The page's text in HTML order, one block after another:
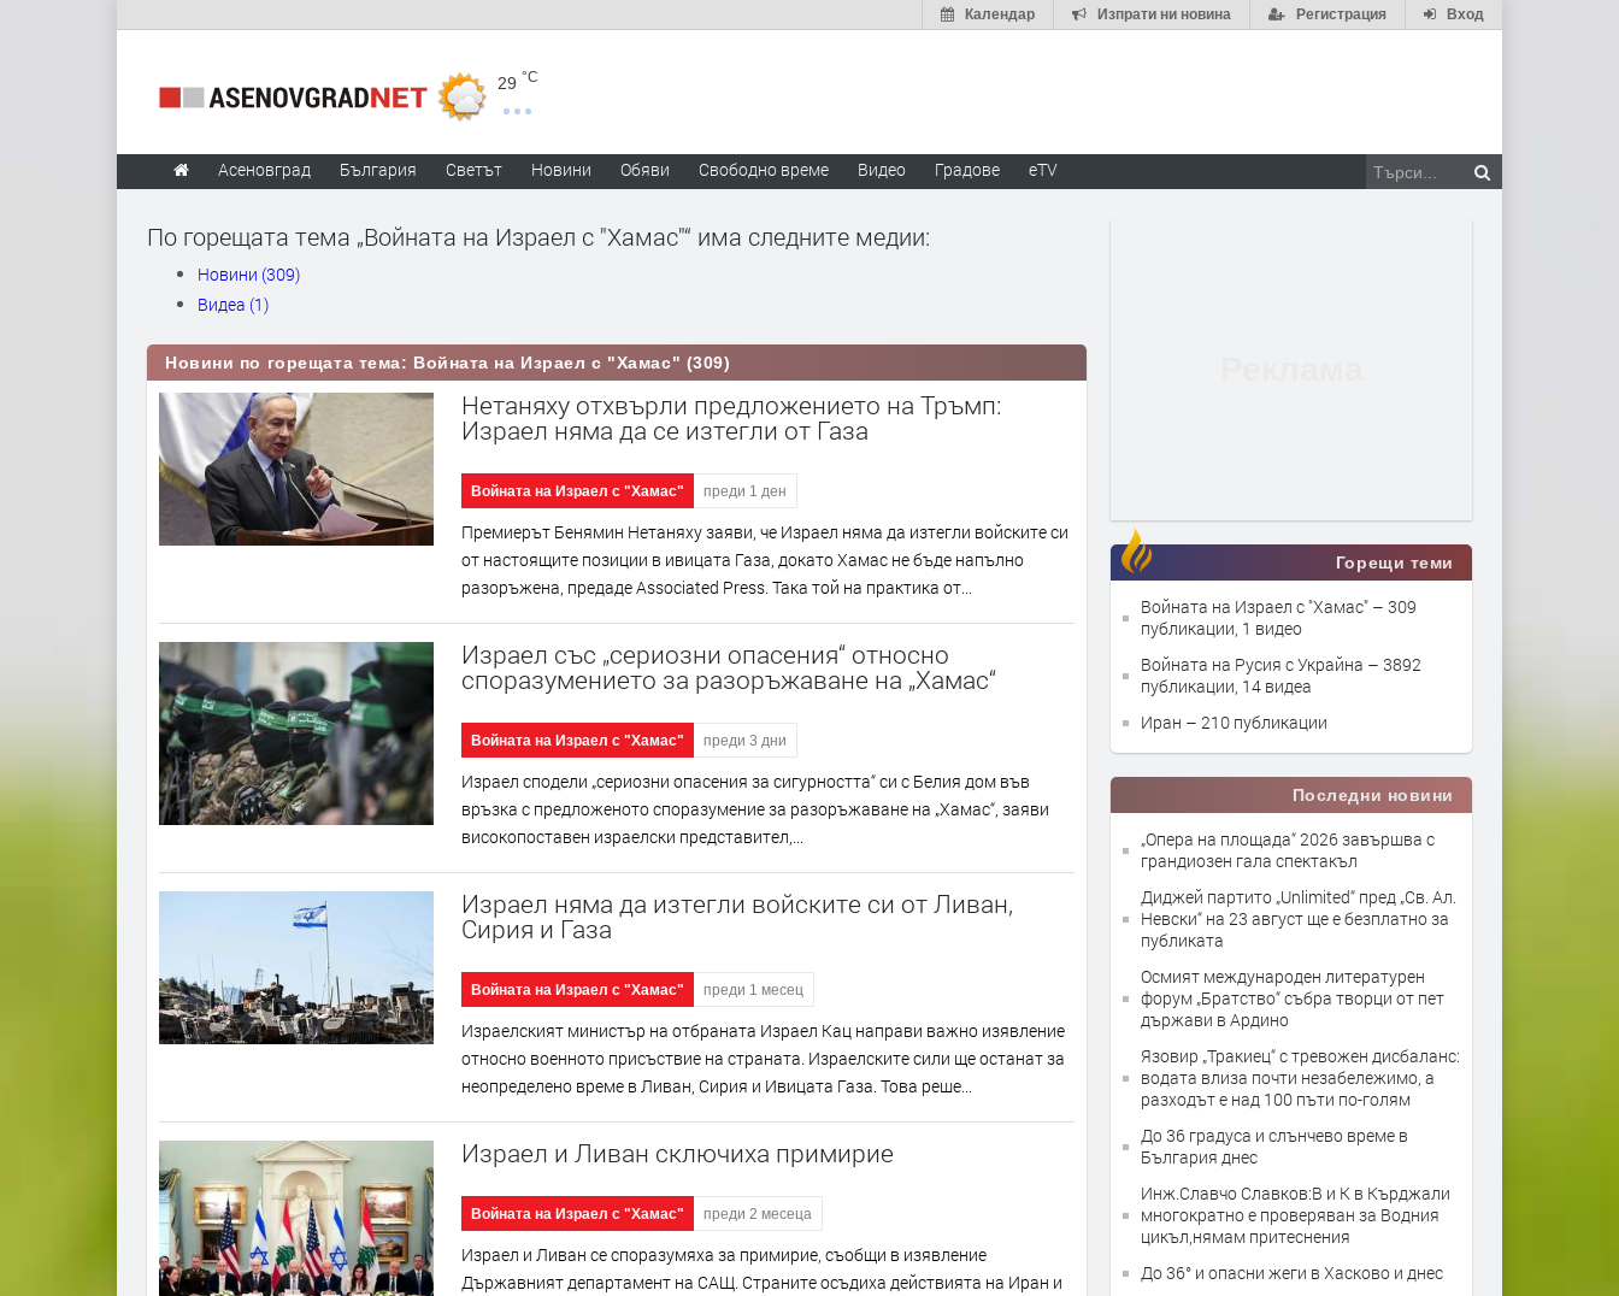
Вход
Регистрация
Изпрати ни новина
Календар
29 °C
Асеновград България Светът Новини Обяви Свободно време Видео Градове eTV
По горещата тема „Войната на Израел с "Хамас"“ има следните медии:
Новини (309)
Видеа (1)
Новини по горещата тема: Войната на Израел с "Хамас" (309)
Нетаняху отхвърли предложението на Тръмп:
Израел няма да се изтегли от Газа
Войната на Израел с "Хамас" преди 1 ден
Премиерът Бенямин Нетаняху заяви, че Израел няма да изтегли войските си
от настоящите позиции в ивицата Газа, докато Хамас не бъде напълно
разоръжена, предаде Associated Press. Така той на практика от...
Израел със „сериозни опасения“ относно
споразумението за разоръжаване на „Хамас“
Войната на Израел с "Хамас" преди 3 дни
Израел сподели „сериозни опасения за сигурността“ си с Белия дом във
връзка с предложеното споразумение за разоръжаване на „Хамас“, заяви
високопоставен израелски представител,...
Израел няма да изтегли войските си от Ливан,
Сирия и Газа
Войната на Израел с "Хамас" преди 1 месец
Израелският министър на отбраната Израел Кац направи важно изявление
относно военното присъствие на страната. Израелските сили ще останат за
неопределено време в Ливан, Сирия и Ивицата Газа. Това реше...
Израел и Ливан сключиха примирие
Войната на Израел с "Хамас" преди 2 месеца
Израел и Ливан се споразумяха за примирие, съобщи в изявление
Държавният департамент на САЩ. Страните осъдиха действията на Иран и
Горещи теми
Войната на Израел с "Хамас" – 309
публикации, 1 видео
Войната на Русия с Украйна – 3892
публикации, 14 видеа
Иран – 210 публикации
Последни новини
„Опера на площада“ 2026 завършва с
грандиозен гала спектакъл
Диджей партито „Unlimited“ пред „Св. Ал.
Невски“ на 23 август ще е безплатно за
публиката
Осмият международен литературен
форум „Братство“ събра творци от пет
държави в Ардино
Язовир „Тракиец“ с тревожен дисбаланс:
водата влиза почти незабележимо, а
разходът е над 100 пъти по-голям
До 36 градуса и слънчево време в
България днес
Инж.Славчо Славков:В и К в Кърджали
многократно е проверяван за Водния
цикъл,нямам притеснения
До 36° и опасни жеги в Хасково и днес